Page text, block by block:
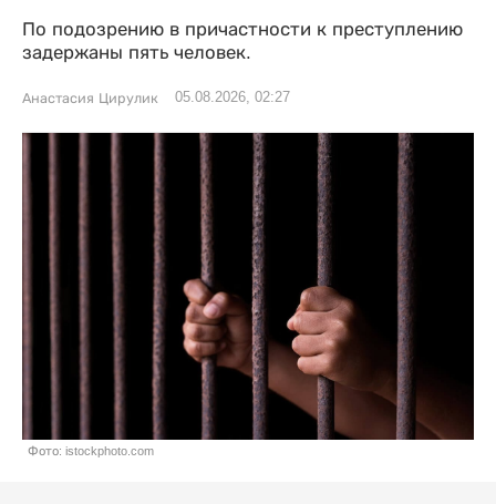
По подозрению в причастности к преступлению
задержаны пять человек.
Анастасия Цирулик 05.08.2026, 02:27
Фото: istockphoto.com